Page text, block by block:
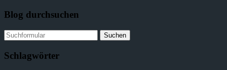
Blog durchsuchen
Schlagwörter